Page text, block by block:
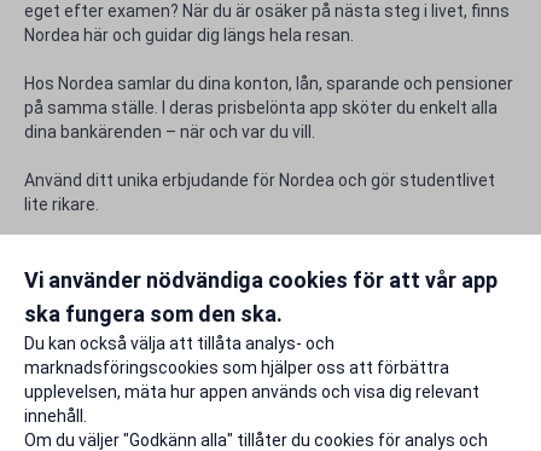
eget efter examen? När du är osäker på nästa steg i livet, finns
Nordea här och guidar dig längs hela resan.
Hos Nordea samlar du dina konton, lån, sparande och pensioner
på samma ställe. I deras prisbelönta app sköter du enkelt alla
dina bankärenden – när och var du vill.
Använd ditt unika erbjudande för Nordea och gör studentlivet
lite rikare.
Rabattfakta
Rapportera ett problem
Vi använder nödvändiga cookies för att vår app
ska fungera som den ska.
Du kan också välja att tillåta analys- och
marknadsföringscookies som hjälper oss att förbättra
upplevelsen, mäta hur appen används och visa dig relevant
innehåll.
Om du väljer "Godkänn alla" tillåter du cookies för analys och